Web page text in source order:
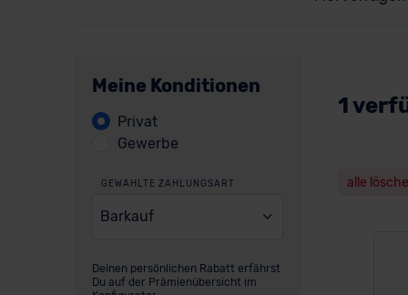
Meine Konditionen
Privat
Gewerbe
GEWÄHLTE ZAHLUNGSART
Barkauf
Deinen persönlichen Rabatt erfährst
Du auf der Prämienübersicht im
1
alle